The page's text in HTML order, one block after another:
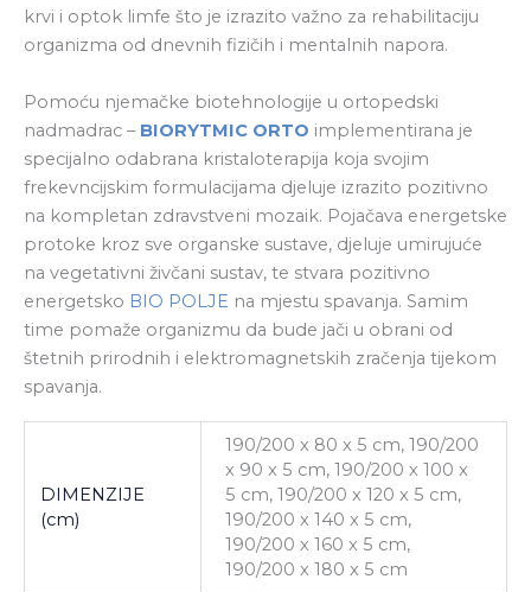
krvi i optok limfe što je izrazito važno za rehabilitaciju
organizma od dnevnih fizičih i mentalnih napora.
Pomoću njemačke biotehnologije u ortopedski
nadmadrac – BIORYTMIC ORTO implementirana je
specijalno odabrana kristaloterapija koja svojim
frekevncijskim formulacijama djeluje izrazito pozitivno
na kompletan zdravstveni mozaik. Pojačava energetske
protoke kroz sve organske sustave, djeluje umirujuće
na vegetativni živčani sustav, te stvara pozitivno
energetsko BIO POLJE na mjestu spavanja. Samim
time pomaže organizmu da bude jači u obrani od
štetnih prirodnih i elektromagnetskih zračenja tijekom
spavanja.
DIMENZIJE
(cm)
190/200 x 80 x 5 cm, 190/200
x 90 x 5 cm, 190/200 x 100 x
5 cm, 190/200 x 120 x 5 cm,
190/200 x 140 x 5 cm,
190/200 x 160 x 5 cm,
190/200 x 180 x 5 cm